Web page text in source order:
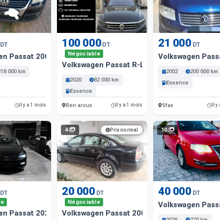
DT
Passat 2009 218000 Km
000 km
Il y a 1 mois
100 000 DT
Négociable
Volkswagen Passat R-Line
2020
82 000 km
Essence
Ben arous Il y a 1 mois
21 000 DT
Volkswagen
2002
200 000 km
Essence
Sfax Il
DT
Passat 2020 160. 000 Km
4 Prix normal
20 000 DT
Négociable
Volkswagen Passat 2002 183000 Km
10
40 000 DT
Volkswagen